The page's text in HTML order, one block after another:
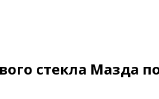
стекла Мазда